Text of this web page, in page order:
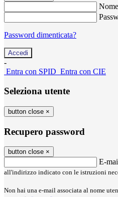
Password dimenticata?
-
Entra con SPID Entra con CIE
Seleziona utente
button close ×
Recupero password
button close ×
E-
all'indirizzo indicato con le istruzioni
Non hai una e-mail associata al nome